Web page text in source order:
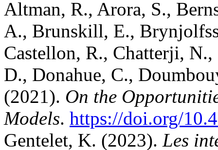
Altman, R., Arora, S.,
A., Brunskill, E.,
Castellon, R., Chatterji,
D., Donahue, C.,
(2021). On the
Models. https://doi.org/
Gentelet, K. (2023). Les